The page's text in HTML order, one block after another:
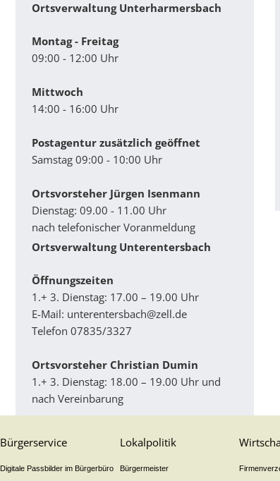
Ortsverwaltung Unterharmersbach
Montag - Freitag
09:00 - 12:00 Uhr
Mittwoch
14:00 - 16:00 Uhr
Postagentur zusätzlich geöffnet
Samstag 09:00 - 10:00 Uhr
Ortsvorsteher Jürgen Isenmann
Dienstag: 09.00 - 11.00 Uhr
nach telefonischer Voranmeldung
Ortsverwaltung Unterentersbach
Ö­ffnungszeiten
1.+ 3. Dienstag: 17.00 – 19.00 Uhr
E-Mail: unterentersbach@zell.de
Telefon 07835/3327
Ortsvorsteher Christian Dumin
1.+ 3. Dienstag: 18.00 – 19.00 Uhr und
nach Vereinbarung
Bürgerservice
Digitale Passbilder im Bürgerbüro
Lokalpolitik
Bürgermeister